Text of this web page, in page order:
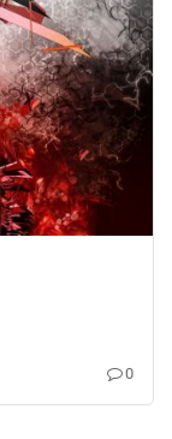
0